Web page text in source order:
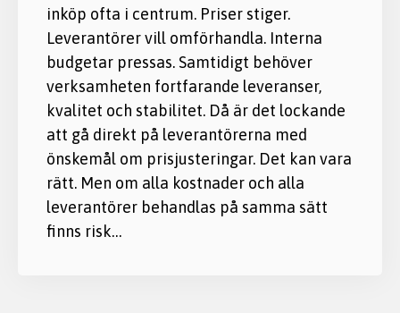
inköp ofta i centrum. Priser stiger.
Leverantörer vill omförhandla. Interna
budgetar pressas. Samtidigt behöver
verksamheten fortfarande leveranser,
kvalitet och stabilitet. Då är det lockande
att gå direkt på leverantörerna med
önskemål om prisjusteringar. Det kan vara
rätt. Men om alla kostnader och alla
leverantörer behandlas på samma sätt
finns risk…